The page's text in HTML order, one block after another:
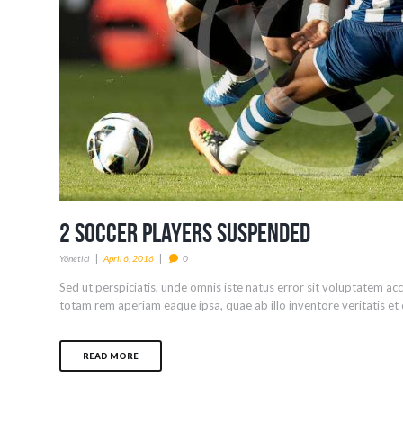
2 Soccer Players Suspended
Yönetici April 6, 2016 0
Sed ut perspiciatis, unde omnis iste natus error sit voluptatem
totam rem aperiam eaque ipsa, quae ab illo inventore veritatis
READ MORE